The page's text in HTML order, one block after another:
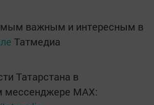
важным и интересным в
Татмедиа
Татарстана в
мессенджере MАХ: